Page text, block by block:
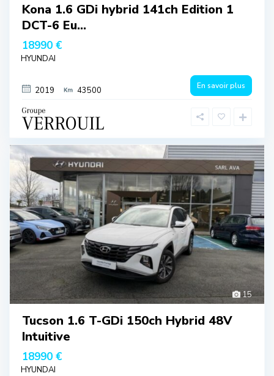
Kona 1.6 GDi hybrid 141ch Edition 1
DCT-6 Eu...
18990 €
HYUNDAI
2019 43500 En savoir plus
15
Tucson 1.6 T-GDi 150ch Hybrid 48V
Intuitive
18990 €
HYUNDAI